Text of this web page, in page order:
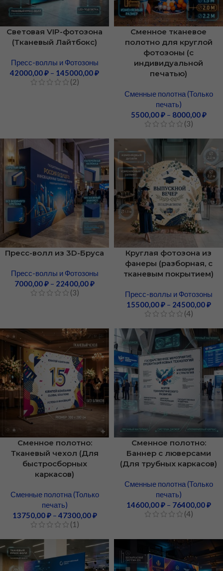
Световая VIP-фотозона
(Тканевый Лайтбокс)
Пресс-воллы и Фотозоны
42000,00₽ – 145000,00₽
(2)
Сменное тканевое
полотно для круглой
фотозоны (с
индивидуальной
печатью)
Сменные полотна (Только
печать)
5500,00₽ – 8000,00₽
(3)
Пресс-волл из 3D-Бруса
Пресс-воллы и Фотозоны
7000,00₽ – 22400,00₽
(3)
Круглая фотозона из
фанеры (разборная, с
тканевым покрытием)
Пресс-воллы и Фотозоны
15500,00₽ – 24500,00₽
(4)
Сменное полотно:
Тканевый чехол (Для
быстросборных
каркасов)
Сменные полотна (Только
печать)
13750,00₽ – 47300,00₽
(1)
Сменное полотно:
Баннер с люверсами
(Для трубных каркасов)
Сменные полотна (Только
печать)
14600,00₽ – 76400,00₽
(4)